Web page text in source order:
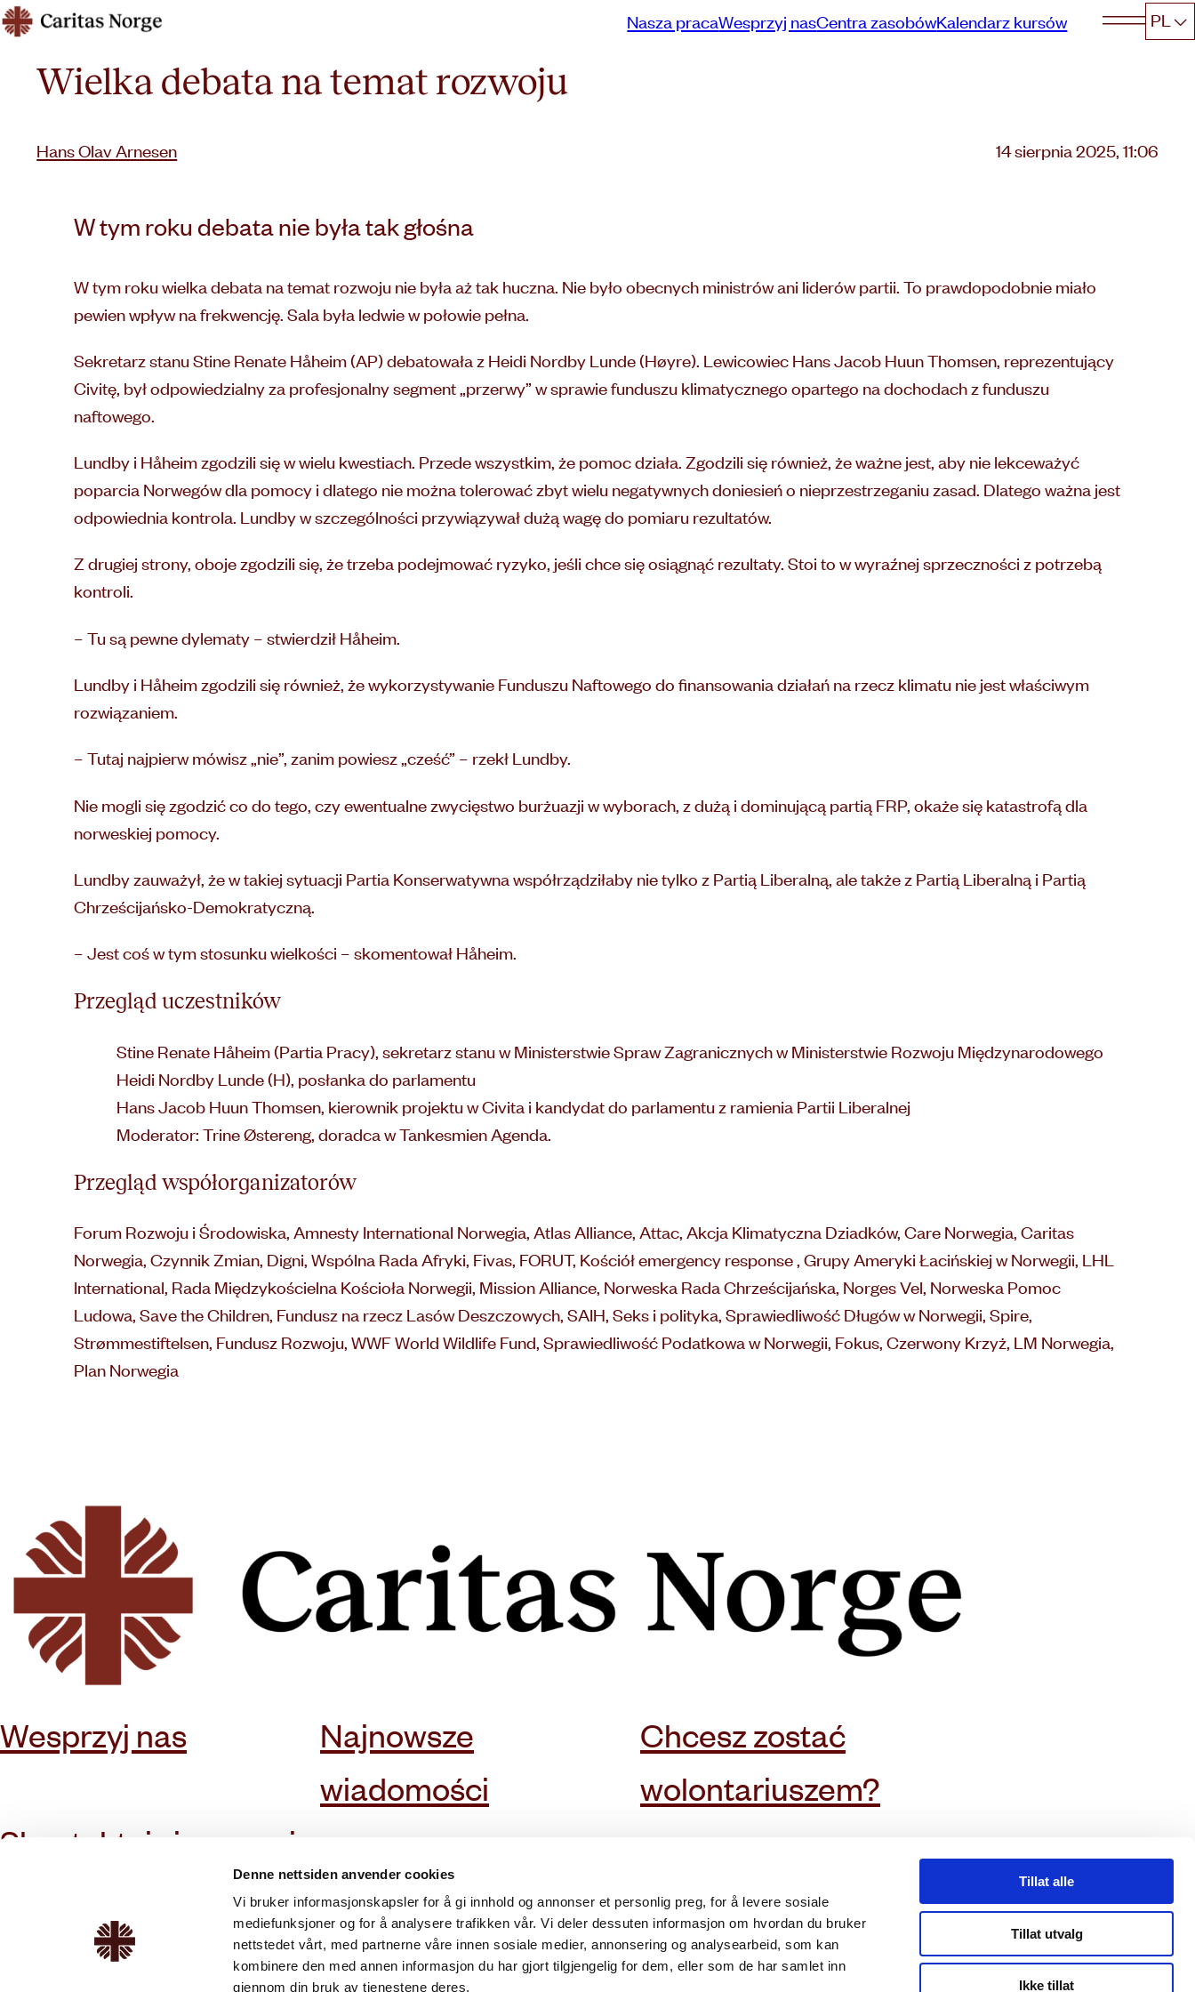
Denne nettsiden anvender cookies
Vi bruker informasjonskapsler for å gi innhold og annonser et personlig preg, for å levere sosiale
mediefunksjoner og for å analysere trafikken vår. Vi deler dessuten informasjon om hvordan du bruker
nettstedet vårt, med partnerne våre innen sosiale medier, annonsering og analysearbeid, som kan
kombinere den med annen informasjon du har gjort tilgjengelig for dem, eller som de har samlet inn
gjennom din bruk av tjenestene deres.
Tillat alle
Tillat utvalg
Ikke tillat
Hopp
til
innhold
Caritas
Nasza pracaWesprzyj nasCentra zasobówKalendarz kursów PL
Wielka debata na temat rozwoju
Hans Olav Arnesen
Opublikowano
14 sierpnia 2025, 11:06
W tym roku debata nie była tak głośna
W tym roku wielka debata na temat rozwoju nie była aż tak huczna. Nie było obecnych ministrów ani liderów partii. To prawdopodobnie miało
pewien wpływ na frekwencję. Sala była ledwie w połowie pełna.
Sekretarz stanu Stine Renate Håheim (AP) debatowała z Heidi Nordby Lunde (Høyre). Lewicowiec Hans Jacob Huun Thomsen, reprezentujący
Civitę, był odpowiedzialny za profesjonalny segment „przerwy” w sprawie funduszu klimatycznego opartego na dochodach z funduszu
naftowego.
Lundby i Håheim zgodzili się w wielu kwestiach. Przede wszystkim, że pomoc działa. Zgodzili się również, że ważne jest, aby nie lekceważyć
poparcia Norwegów dla pomocy i dlatego nie można tolerować zbyt wielu negatywnych doniesień o nieprzestrzeganiu zasad. Dlatego ważna jest
odpowiednia kontrola. Lundby w szczególności przywiązywał dużą wagę do pomiaru rezultatów.
Z drugiej strony, oboje zgodzili się, że trzeba podejmować ryzyko, jeśli chce się osiągnąć rezultaty. Stoi to w wyraźnej sprzeczności z potrzebą
kontroli.
– Tu są pewne dylematy – stwierdził Håheim.
Lundby i Håheim zgodzili się również, że wykorzystywanie Funduszu Naftowego do finansowania działań na rzecz klimatu nie jest właściwym
rozwiązaniem.
– Tutaj najpierw mówisz „nie”, zanim powiesz „cześć” – rzekł Lundby.
Nie mogli się zgodzić co do tego, czy ewentualne zwycięstwo burżuazji w wyborach, z dużą i dominującą partią FRP, okaże się katastrofą dla
norweskiej pomocy.
Lundby zauważył, że w takiej sytuacji Partia Konserwatywna współrządziłaby nie tylko z Partią Liberalną, ale także z Partią Liberalną i Partią
Chrześcijańsko-Demokratyczną.
– Jest coś w tym stosunku wielkości – skomentował Håheim.
Przegląd uczestników
Stine Renate Håheim (Partia Pracy), sekretarz stanu w Ministerstwie Spraw Zagranicznych w Ministerstwie Rozwoju Międzynarodowego
Heidi Nordby Lunde (H), posłanka do parlamentu
Hans Jacob Huun Thomsen, kierownik projektu w Civita i kandydat do parlamentu z ramienia Partii Liberalnej
Moderator: Trine Østereng, doradca w Tankesmien Agenda.
Przegląd współorganizatorów
Forum Rozwoju i Środowiska, Amnesty International Norwegia, Atlas Alliance, Attac, Akcja Klimatyczna Dziadków, Care Norwegia, Caritas
Norwegia, Czynnik Zmian, Digni, Wspólna Rada Afryki, Fivas, FORUT, Kościół emergency response , Grupy Ameryki Łacińskiej w Norwegii, LHL
International, Rada Międzykościelna Kościoła Norwegii, Mission Alliance, Norweska Rada Chrześcijańska, Norges Vel, Norweska Pomoc
Ludowa, Save the Children, Fundusz na rzecz Lasów Deszczowych, SAIH, Seks i polityka, Sprawiedliwość Długów w Norwegii, Spire,
Strømmestiftelsen, Fundusz Rozwoju, WWF World Wildlife Fund, Sprawiedliwość Podatkowa w Norwegii, Fokus, Czerwony Krzyż, LM Norwegia,
Plan Norwegia
Wesprzyj nas
Najnowsze
wiadomości
Chcesz zostać
wolontariuszem?
Skontaktuj się z nami
Oferty i usługi
Doradztwo i pomoc prawna
Nasze procedury
Powiadomienie
Storgata 38, 0182 Oslo.
+ 47 23 33 43 60
caritas@caritas.no
Nr org. 971 436 514